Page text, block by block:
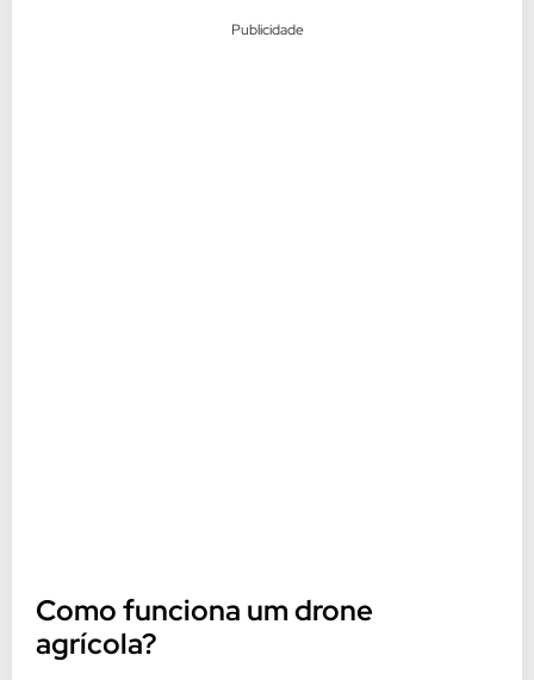
Publicidade
Como funciona um drone
agrícola?